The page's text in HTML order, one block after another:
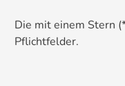
Die mit einem Stern
Pflichtfelder.